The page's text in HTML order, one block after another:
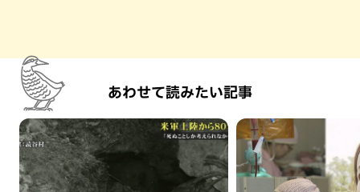
あわせて読みたい記事